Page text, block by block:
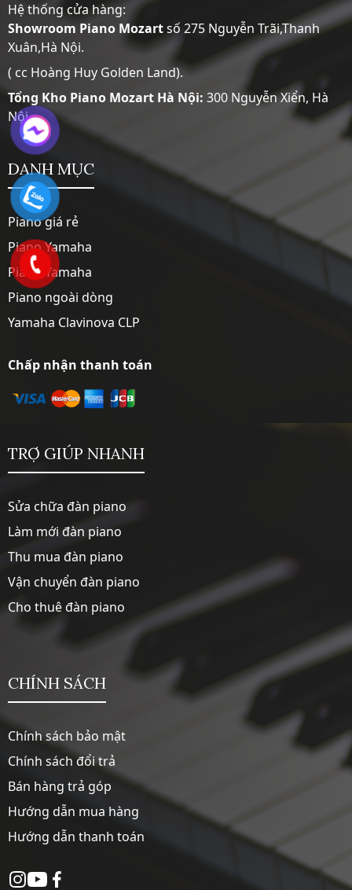
Hệ thống cửa hàng:
Showroom Piano Mozartsố 275 Nguyễn Trãi,Thanh
Xuân,Hà Nội.
( cc Hoàng Huy Golden Land).
Tổng Kho Piano Mozart Hà Nội: 300 Nguyễn Xiển, Hà
Nội
DANH MỤC
Piano giá rẻ
Piano Yamaha
Piano Yamaha
Piano ngoài dòng
Yamaha Clavinova CLP
Chấp nhận thanh toán
TRỢ GIÚP NHANH
Sửa chữa đàn piano
Làm mới đàn piano
Thu mua đàn piano
Vận chuyển đàn piano
Cho thuê đàn piano
CHÍNH SÁCH
Chính sách bảo mật
Chính sách đổi trả
Bán hàng trả góp
Hướng dẫn mua hàng
Hướng dẫn thanh toán